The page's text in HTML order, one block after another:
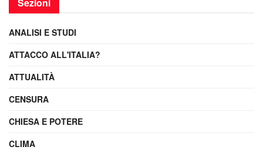
ANALISI E STUDI
ATTACCO ALL'ITALIA?
ATTUALITÀ
CENSURA
CHIESA E POTERE
CLIMA